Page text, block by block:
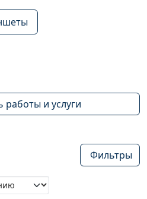
работы и услуги
Фильтры